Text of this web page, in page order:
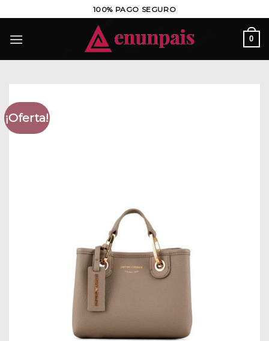
al
contenido
100% PAGO SEGURO
0
¡Oferta!